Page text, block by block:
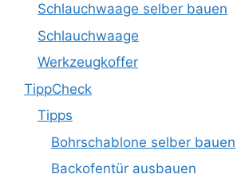
Schlauchwaage selber bauen
Schlauchwaage
Werkzeugkoffer
TippCheck
Tipps
Bohrschablone selber bauen
Backofentür ausbauen